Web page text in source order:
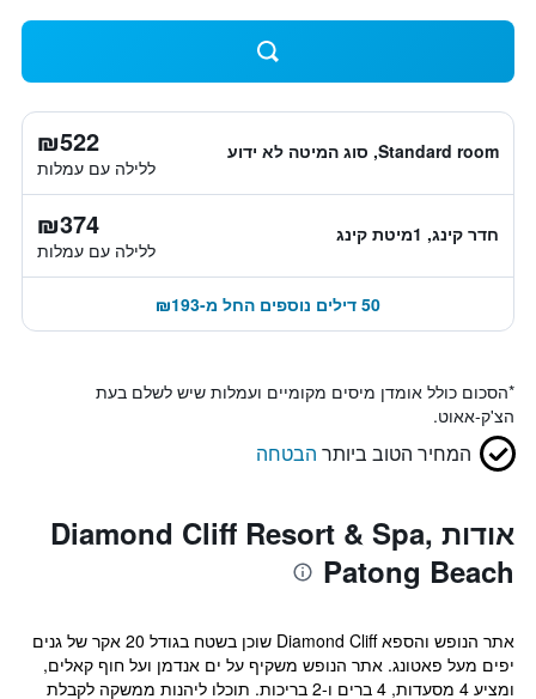
Standard room, סוג המיטה לא ידוע ₪522
ללילה עם עמלות
חדר קינג, 1מיטת קינג ₪374
ללילה עם עמלות
50 דילים נוספים החל מ-₪193
*הסכום כולל אומדן מיסים מקומיים ועמלות שיש לשלם בעת
הצ'ק-אאוט.
המחיר הטוב ביותר הבטחה
אודות Diamond Cliff Resort & Spa,
Patong Beach
אתר הנופש והספא Diamond Cliff שוכן בשטח בגודל 20 אקר של גנים
יפים מעל פאטונג. אתר הנופש משקיף על ים אנדמן ועל חוף קאלים,
ומציע 4 מסעדות, 4 ברים ו-2 בריכות. תוכלו ליהנות ממשקה לקבלת